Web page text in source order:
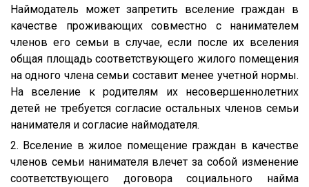
Наймодатель может запретить вселение граждан в
качестве проживающих совместно с нанимателем
членов его семьи в случае, если после их вселения
общая площадь соответствующего жилого помещения
на одного члена семьи составит менее учетной нормы.
На вселение к родителям их несовершеннолетних
детей не требуется согласие остальных членов семьи
нанимателя и согласие наймодателя.
2. Вселение в жилое помещение граждан в качестве
членов семьи нанимателя влечет за собой изменение
соответствующего договора социального найма